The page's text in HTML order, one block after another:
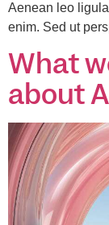
Aenean leo
enim. Sed ut
What
about